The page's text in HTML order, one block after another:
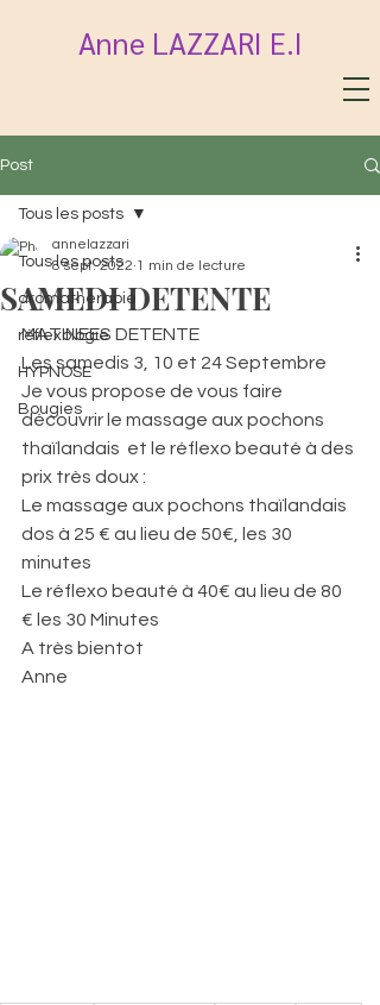
Anne LAZZARI E.I
Post
Tous les posts
aromathérapie
réflexologie
HYPNOSE
Bougies
Tous les posts
SAMEDI DETENTE
annelazzari
8 sept. 2022 1 min de lecture
MATINEES DETENTE
Les samedis 3, 10 et 24 Septembre
Je vous propose de vous faire
découvrir le massage aux pochons
thaïlandais  et le réflexo beauté à des
prix très doux :
Le massage aux pochons thaïlandais
dos à 25 € au lieu de 50€, les 30
minutes
Le réflexo beauté à 40€ au lieu de 80
€ les 30 Minutes
A très bientot
Anne